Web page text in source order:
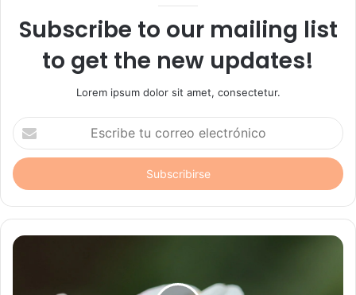
Subscribe to our mailing list
to get the new updates!
Lorem ipsum dolor sit amet, consectetur.
Escribe
tu
correo
electrónico